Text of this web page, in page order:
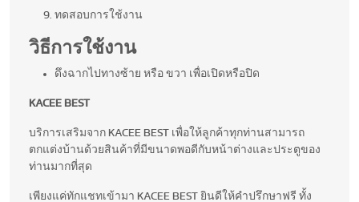
ทดสอบการใช้งาน
วิธีการใช้งาน
ดึงฉากไปทางซ้าย หรือ ขวา เพื่อเปิดหรือปิด
KACEE BEST
บริการเสริมจาก KACEE BEST เพื่อให้ลูกค้าทุกท่านสามารถ
ตกแต่งบ้านด้วยสินค้าที่มีขนาดพอดีกับหน้าต่างและประตูของ
ท่านมากที่สุด
เพียงแค่ทักแชทเข้ามา KACEE BEST ยินดีให้คำปรึกษาฟรี ทั้ง